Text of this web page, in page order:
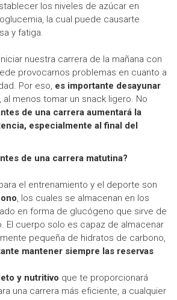
los niveles de azúcar en
la cual puede causarte
y fatiga.
nuestra carrera de la mañana con
provocarnos problemas en cuanto a
Por eso, es importante desayunar
al menos tomar un snack ligero. No
de una carrera aumentará la
especialmente al final del
de una carrera matutina?
el entrenamiento y el deporte son
, los cuales se almacenan en los
en forma de glucógeno que sirve de
El cuerpo solo es capaz de almacenar
pequeña de hidratos de carbono,
mantener siempre las reservas
y nutritivo que te proporcionará
una carrera más eficiente, a cualquier